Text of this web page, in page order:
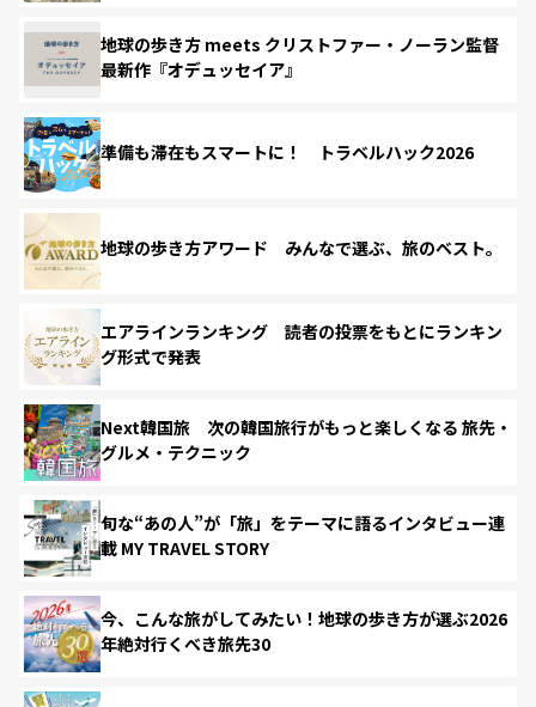
地球の歩き方 meets クリストファー・ノーラン監督
最新作『オデュッセイア』
準備も滞在もスマートに！ トラベルハック2026
地球の歩き方アワード みんなで選ぶ、旅のベスト。
エアラインランキング 読者の投票をもとにランキン
グ形式で発表
Next韓国旅 次の韓国旅行がもっと楽しくなる 旅先・
グルメ・テクニック
旬な“あの人”が「旅」をテーマに語るインタビュー連
載 MY TRAVEL STORY
今、こんな旅がしてみたい！地球の歩き方が選ぶ2026
年絶対行くべき旅先30